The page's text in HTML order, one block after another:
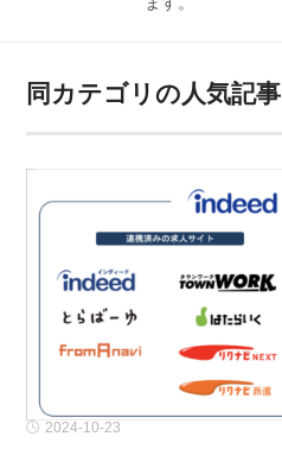
同カテゴリの人気記事
2024-10-23